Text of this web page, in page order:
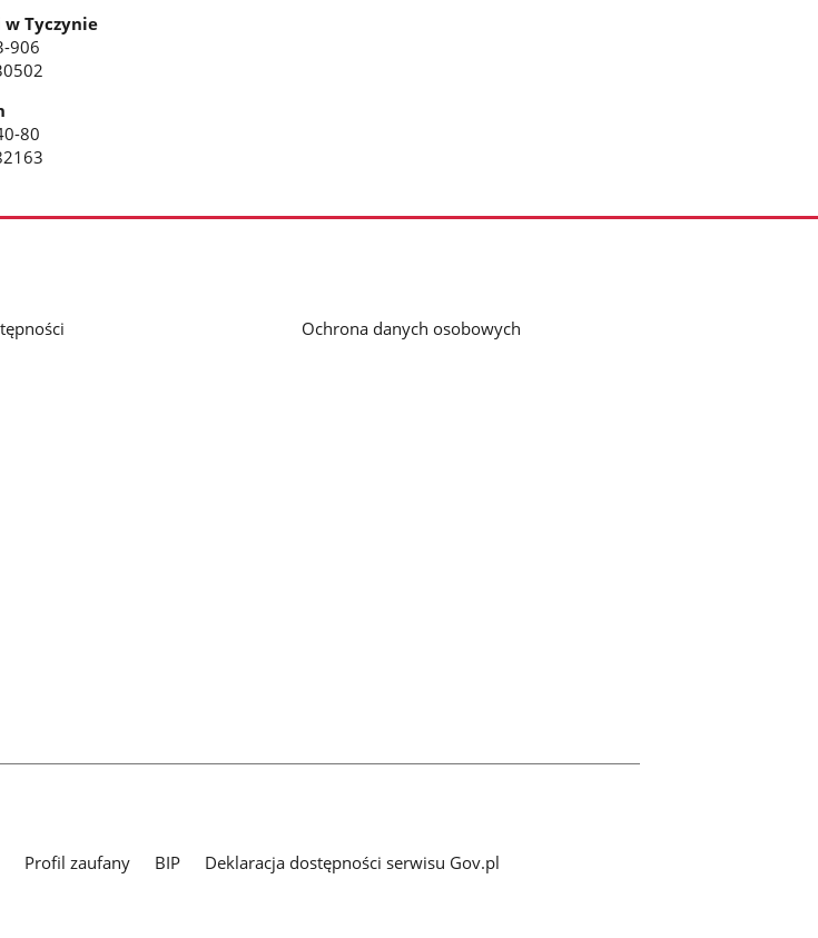
w Tyczynie
906
80
Ochrona danych osobowych
Profil zaufany BIP
Deklaracja dostępności serwisu Gov.pl